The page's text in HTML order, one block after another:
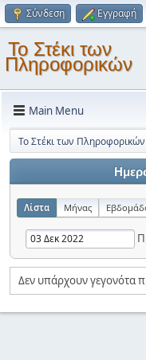
Σύνδεση Εγγραφή
Το Στέκι των
Πληροφορικών
Main Menu
Το Στέκι των Πληροφορικών
Λίστα Μήνας
Δεν υπάρχουν γεγονότα